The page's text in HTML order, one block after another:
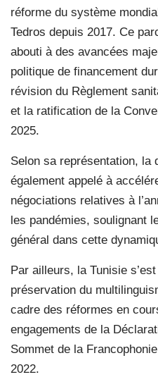
réforme du système
Tedros depuis 2017. Ce
abouti à des avancées
politique de financement
révision du Règlement
et la ratification de la
2025.
Selon sa représentation, la
également appelé à
négociations relatives à
les pandémies, soulignant
général dans cette
Par ailleurs, la Tunisie
préservation du
cadre des réformes en
engagements de la
Sommet de la
2022.